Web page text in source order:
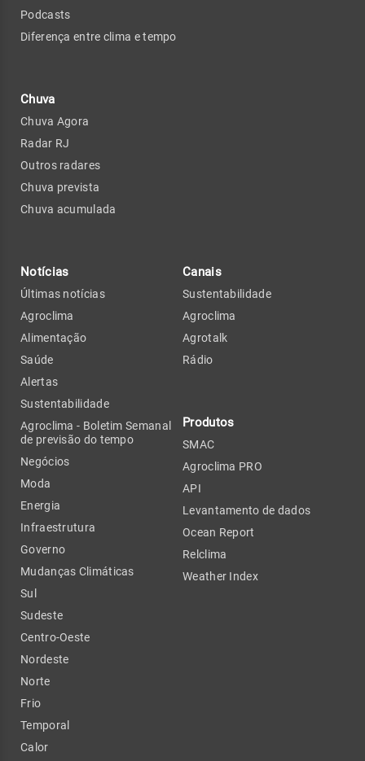
Podcasts
Diferença entre clima e tempo
Chuva
Chuva Agora
Radar RJ
Outros radares
Chuva prevista
Chuva acumulada
Notícias
Últimas notícias
Agroclima
Alimentação
Saúde
Alertas
Sustentabilidade
Agroclima - Boletim Semanal
de previsão do tempo
Negócios
Moda
Energia
Infraestrutura
Governo
Mudanças Climáticas
Sul
Sudeste
Centro-Oeste
Nordeste
Norte
Frio
Temporal
Calor
Canais
Sustentabilidade
Agroclima
Agrotalk
Rádio
Produtos
SMAC
Agroclima PRO
API
Levantamento de dados
Ocean Report
Relclima
Weather Index